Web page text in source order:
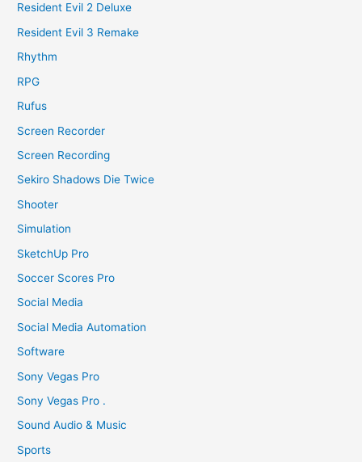
Resident Evil 2 Deluxe
Resident Evil 3 Remake
Rhythm
RPG
Rufus
Screen Recorder
Screen Recording
Sekiro Shadows Die Twice
Shooter
Simulation
SketchUp Pro
Soccer Scores Pro
Social Media
Social Media Automation
Software
Sony Vegas Pro
Sony Vegas Pro .
Sound Audio & Music
Sports